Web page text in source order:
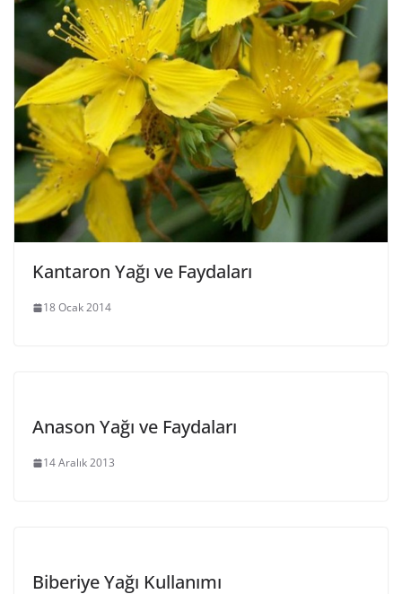
Kantaron Yağı ve Faydaları
18 Ocak 2014
Anason Yağı ve Faydaları
14 Aralık 2013
Biberiye Yağı Kullanımı